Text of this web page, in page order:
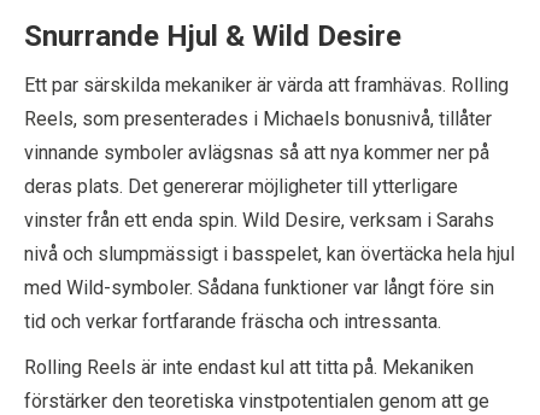
Snurrande Hjul & Wild Desire
Ett par särskilda mekaniker är värda att framhävas. Rolling
Reels, som presenterades i Michaels bonusnivå, tillåter
vinnande symboler avlägsnas så att nya kommer ner på
deras plats. Det genererar möjligheter till ytterligare
vinster från ett enda spin. Wild Desire, verksam i Sarahs
nivå och slumpmässigt i basspelet, kan övertäcka hela hjul
med Wild-symboler. Sådana funktioner var långt före sin
tid och verkar fortfarande fräscha och intressanta.
Rolling Reels är inte endast kul att titta på. Mekaniken
förstärker den teoretiska vinstpotentialen genom att ge